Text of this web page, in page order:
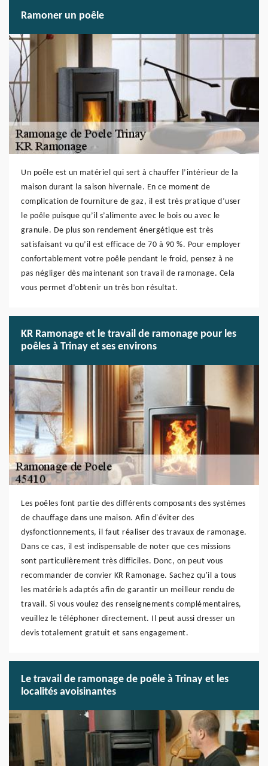
Ramoner un poêle
Un poêle est un matériel qui sert à chauffer l’intérieur de la
maison durant la saison hivernale. En ce moment de
complication de fourniture de gaz, il est très pratique d’user
le poêle puisque qu’il s’alimente avec le bois ou avec le
granule. De plus son rendement énergétique est très
satisfaisant vu qu’il est efficace de 70 à 90 %. Pour employer
confortablement votre poêle pendant le froid, pensez à ne
pas négliger dès maintenant son travail de ramonage. Cela
vous permet d’obtenir un très bon résultat.
KR Ramonage et le travail de ramonage pour les
poêles à Trinay et ses environs
Les poêles font partie des différents composants des systèmes
de chauffage dans une maison. Afin d'éviter des
dysfonctionnements, il faut réaliser des travaux de ramonage.
Dans ce cas, il est indispensable de noter que ces missions
sont particulièrement très difficiles. Donc, on peut vous
recommander de convier KR Ramonage. Sachez qu'il a tous
les matériels adaptés afin de garantir un meilleur rendu de
travail. Si vous voulez des renseignements complémentaires,
veuillez le téléphoner directement. Il peut aussi dresser un
devis totalement gratuit et sans engagement.
Le travail de ramonage de poêle à Trinay et les
localités avoisinantes